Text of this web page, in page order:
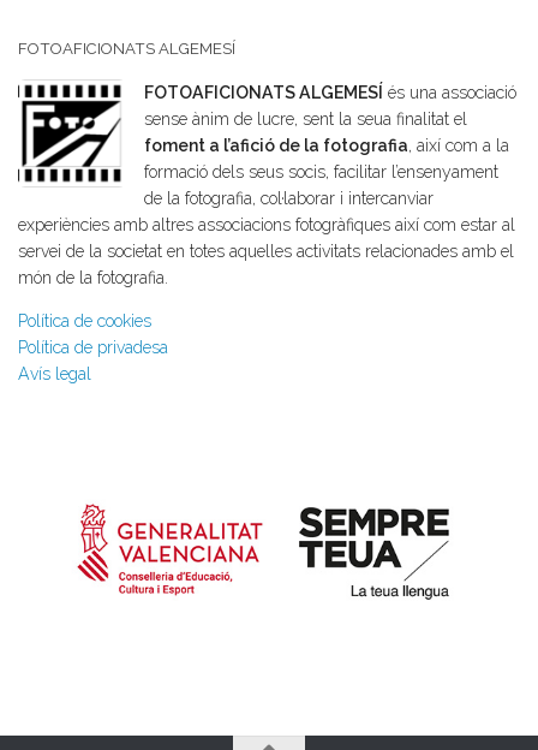
FOTOAFICIONATS ALGEMESÍ
FOTOAFICIONATS ALGEMESÍ és una associació
sense ànim de lucre, sent la seua finalitat el
foment a l’afició de la fotografia, així com a la
formació dels seus socis, facilitar l’ensenyament
de la fotografia, col·laborar i intercanviar
experiències amb altres associacions fotogràfiques així com estar al
servei de la societat en totes aquelles activitats relacionades amb el
món de la fotografia.
Política de cookies
Política de privadesa
Avís legal